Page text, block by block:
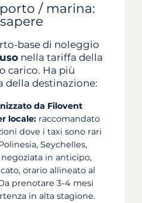
/ marina:
base di noleggio
nella tariffa della
carico. Ha più
della destinazione:
da Filovent
locale: raccomandato
dove i taxi sono rari
Seychelles,
in anticipo,
orario allineato al
prenotare 3-4 mesi
in alta stagione.